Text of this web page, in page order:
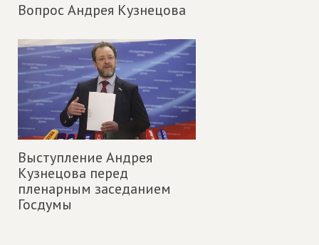
Вопрос Андрея Кузнецова
Выступление Андрея
Кузнецова перед
пленарным заседанием
Госдумы